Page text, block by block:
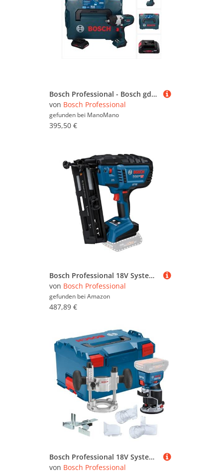
Bosch Professional - Bosch gds 18V-1000 Professional Akku Drehschlagschrauber 18 v 1000 Nm biturbo Brushless + 1x ProCORE Akku 4,0 Ah + L-Boxx - ohne
von Bosch Professional
gefunden bei ManoMano
395,50 €
Bosch Professional 18V System Akku Holznagler GNH 18V-64-2 (Einzelschussauslösung, für folgend Nägel geeignet: 32–64 mm, 16 ga (1,6 mm) und 20° Magazinwinkel, ohne Akku/ Ladegerät)
von Bosch Professional
gefunden bei Amazon
487,89 €
Bosch Professional 18V System Akku-Kantenfräse GKF 18V-8 (Parallelanschl., 2x Saugadapter Fr., Spanschutz, 8mm-Spannz., Spannschl., TE-Taucheinheit, 2x Saugadapter Taucheinh., L-BOXX o. Akku/Ladeger.)
von Bosch Professional